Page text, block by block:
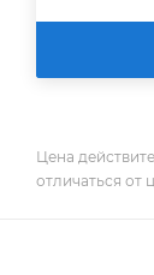
Цена
отличаться от